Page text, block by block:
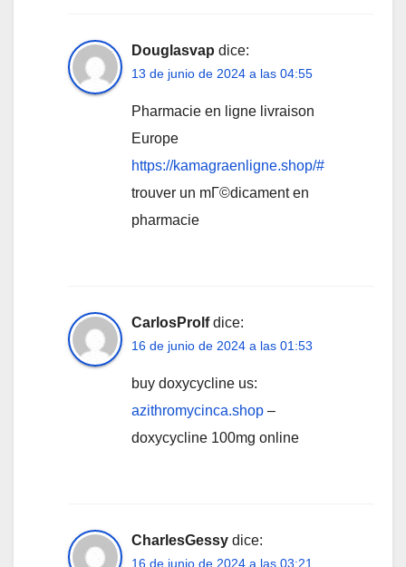
Douglasvap dice:
13 de junio de 2024 a las 04:55
Pharmacie en ligne livraison
Europe
https://kamagraenligne.shop/#
trouver un mГ©dicament en
pharmacie
CarlosProlf dice:
16 de junio de 2024 a las 01:53
buy doxycycline us:
azithromycinca.shop –
doxycycline 100mg online
CharlesGessy dice:
16 de junio de 2024 a las 03:21